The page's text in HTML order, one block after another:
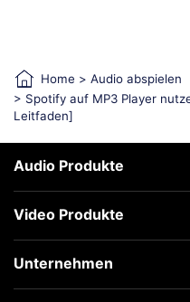
Home > Audio abspielen
> Spotify auf MP3 Player
Leitfaden]
Audio Produkte
Video Produkte
Unternehmen